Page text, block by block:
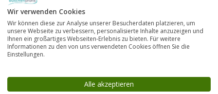
Wir verwenden Cookies
Wir können diese zur Analyse unserer Besucherdaten platzieren, um
unsere Webseite zu verbessern, personalisierte Inhalte anzuzeigen und
Ihnen ein großartiges Webseiten-Erlebnis zu bieten. Für weitere
Informationen zu den von uns verwendeten Cookies öffnen Sie die
Einstellungen.
Alle akzeptieren